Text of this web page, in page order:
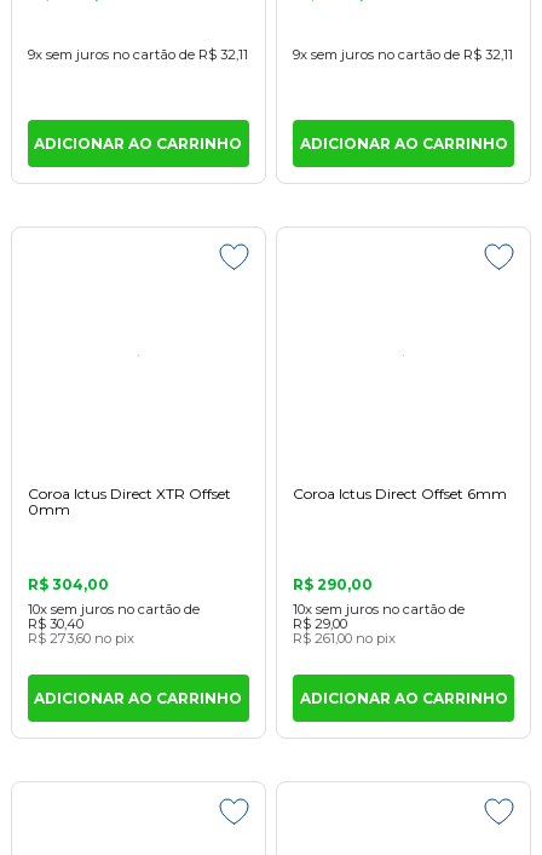
9x sem juros no cartãode R$ 32,11
ADICIONAR AO CARRINHO
9x sem juros no cartão de R$ 32,11
ADICIONAR AO CARRINHO
Coroa Ictus Direct XTR Offset
0mm
R$ 304,00
10x sem juros no cartãode
R$ 30,40
R$ 273,60 no pix
ADICIONAR AO CARRINHO
Coroa Ictus Direct Offset 6mm
R$ 290,00
10x sem juros no cartão de
R$ 29,00
R$ 261,00 no pix
ADICIONAR AO CARRINHO